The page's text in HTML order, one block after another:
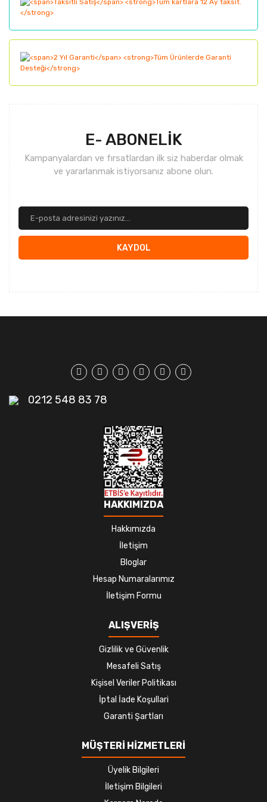
Bu ürüne benzer farklı alternatifler olmalı.
E- ABONELİK
Kampanyalardan ve fırsatlardan ilk siz haberdar olmak
ve yararlanmak istiyorsanız abone olun.
KAYDOL
0212 548 83 78
HAKKIMIZDA
Hakkımızda
İletişim
Bloglar
Hesap Numaralarımız
İletişim Formu
ALIŞVERİŞ
Gizlilik ve Güvenlik
Mesafeli Satış
Kişisel Veriler Politikası
İptal İade Koşullari
Garanti Şartları
MÜŞTERİ HİZMETLERİ
Üyelik Bilgileri
İletişim Bilgileri